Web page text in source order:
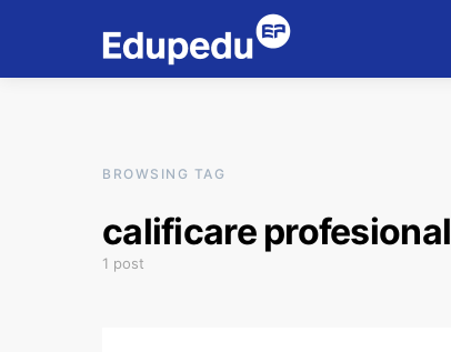
BROWSING TAG
calificare
1 post